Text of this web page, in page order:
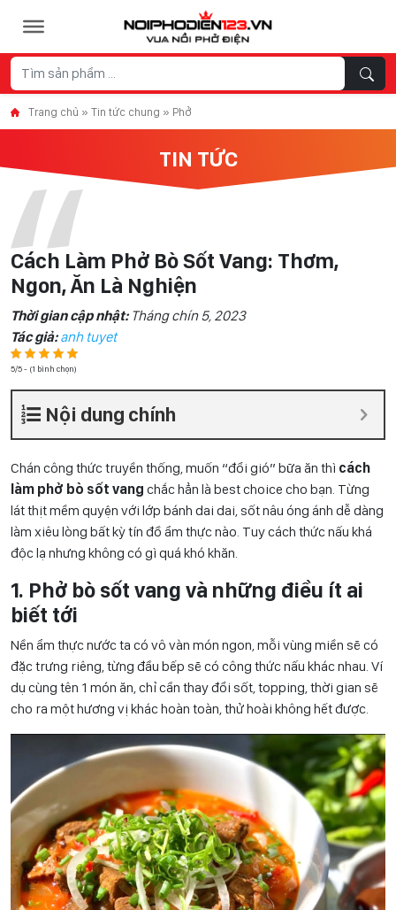
Trang chủ » Tin tức chung » Phở
TIN TỨC
Cách Làm Phở Bò Sốt Vang: Thơm,
Ngon, Ăn Là Nghiện
Thời gian cập nhật: Tháng chín 5, 2023
Tác giả:anh tuyet
5/5 - (1 bình chọn)
Nội dung chính
Chán công thức truyền thống, muốn “đổi gió” bữa ăn thì cách
làm phở bò sốt vang chắc hẳn là best choice cho bạn. Từng
lát thịt mềm quyện với lớp bánh dai dai, sốt nâu óng ánh dễ dàng
làm xiêu lòng bất kỳ tín đồ ẩm thực nào. Tuy cách thức nấu khá
độc lạ nhưng không có gì quá khó khăn.
1. Phở bò sốt vang và những điều ít ai
biết tới
Nền ẩm thực nước ta có vô vàn món ngon, mỗi vùng miền sẽ có
đặc trưng riêng, từng đầu bếp sẽ có công thức nấu khác nhau. Ví
dụ cùng tên 1 món ăn, chỉ cần thay đổi sốt, topping, thời gian sẽ
cho ra một hương vị khác hoàn toàn, thử hoài không hết được.